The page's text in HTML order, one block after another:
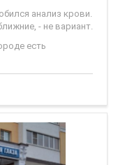
анализ крови.
- не вариант.
есть